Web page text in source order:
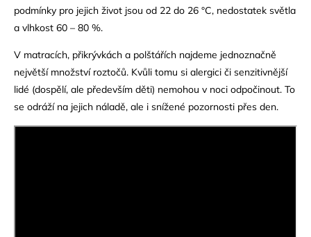
podmínky pro jejich život jsou od 22 do 26 °C, nedostatek světla
a vlhkost 60 – 80 %.
V matracích, přikrývkách a polštářích najdeme jednoznačně
největší množství roztočů. Kvůli tomu si alergici či senzitivnější
lidé (dospělí, ale především děti) nemohou v noci odpočinout. To
se odráží na jejich náladě, ale i snížené pozornosti přes den.